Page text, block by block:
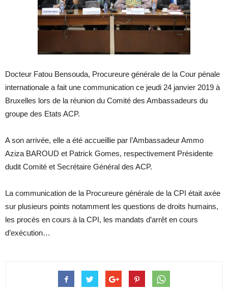
Docteur Fatou Bensouda, Procureure générale de la Cour pénale
internationale a fait une communication ce jeudi 24 janvier 2019 à
Bruxelles lors de la réunion du Comité des Ambassadeurs du
groupe des Etats ACP.
A son arrivée, elle a été accueillie par l’Ambassadeur Ammo
Aziza BAROUD et Patrick Gomes, respectivement Présidente
dudit Comité et Secrétaire Général des ACP.
La communication de la Procureure générale de la CPI était axée
sur plusieurs points notamment les questions de droits humains,
les procès en cours à la CPI, les mandats d’arrêt en cours
d’exécution…